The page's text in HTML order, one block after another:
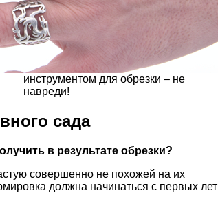
инструментом для обрезки – не
навреди!
сада
в результате обрезки?
совершенно не похожей на их
должна начинаться с первых лет